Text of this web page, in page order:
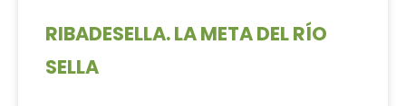
RIBADESELLA. LA META DEL RÍO
SELLA